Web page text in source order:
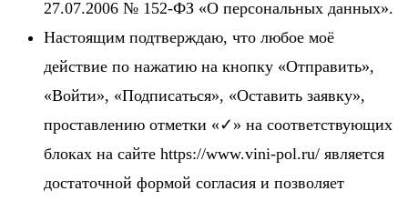
27.07.2006 № 152-ФЗ «О персональных данных».
Настоящим подтверждаю, что любое моё
действие по нажатию на кнопку «Отправить»,
«Войти», «Подписаться», «Оставить заявку»,
проставлению отметки «✓» на соответствующих
блоках на сайте https://www.vini-pol.ru/ является
достаточной формой согласия и позволяет